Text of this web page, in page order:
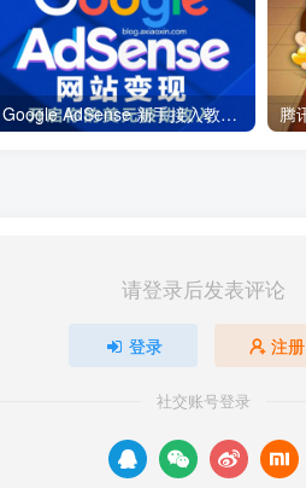
Google AdSense 新手接入教程：虎哥手把手教你用网站赚取美元收入
请登录后发表评论
登录 注册
社交账号登录